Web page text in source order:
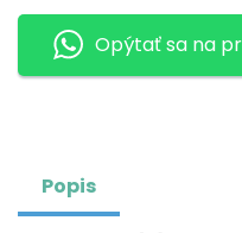
DAVID
GARRETTOpýtať sa na
Popis